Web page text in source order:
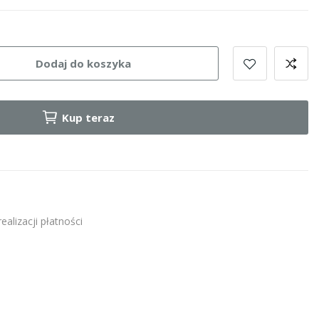
Dodaj do koszyka
Kup teraz
płatności